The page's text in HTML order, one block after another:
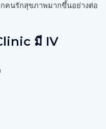
คนรักสุขภาพมากขึ้นอย่างต่อ
มี IV